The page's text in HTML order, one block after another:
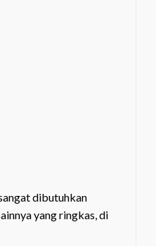
dibutuhkan
yang ringkas, di